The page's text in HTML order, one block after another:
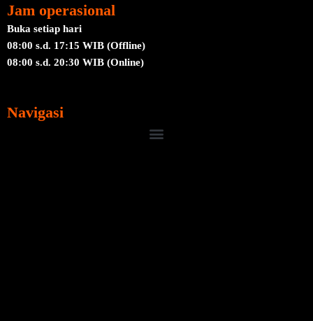
Jam operasional
Buka setiap hari
08:00 s.d. 17:15 WIB (Offline)
08:00 s.d. 20:30 WIB (Online)
Navigasi